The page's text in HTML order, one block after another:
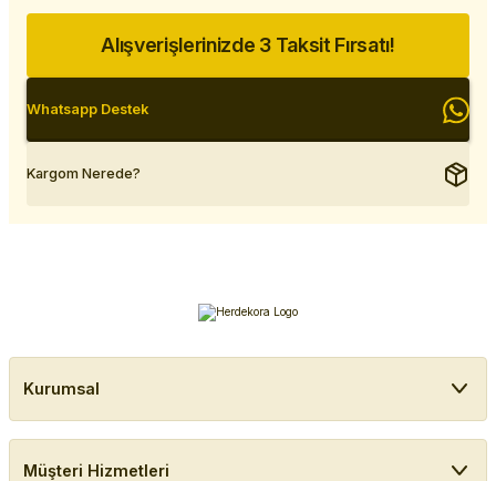
Alışverişlerinizde 3 Taksit Fırsatı!
Whatsapp Destek
Kargom Nerede?
Kurumsal
Müşteri Hizmetleri